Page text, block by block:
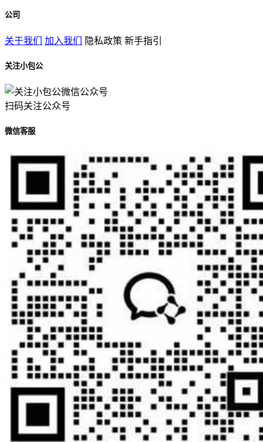
公司
关于我们 加入我们 隐私政策 新手指引
关注小包公
扫码关注公众号
微信客服